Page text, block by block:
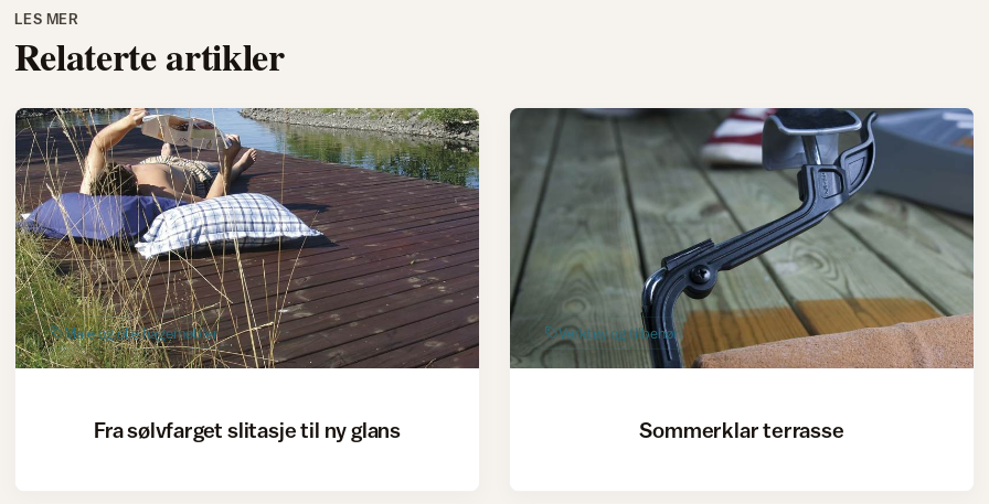
LES MER
Relaterte artikler
Male og olje hagemøbler
Fra sølvfarget slitasje til ny glans
Verktøy og tilbehør
Sommerklar terrasse